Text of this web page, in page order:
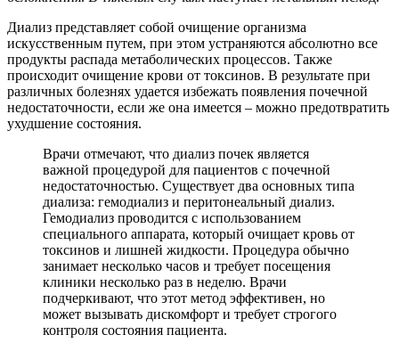
Диализ представляет собой очищение организма
искусственным путем, при этом устраняются абсолютно все
продукты распада метаболических процессов. Также
происходит очищение крови от токсинов. В результате при
различных болезнях удается избежать появления почечной
недостаточности, если же она имеется – можно предотвратить
ухудшение состояния.
Врачи отмечают, что диализ почек является
важной процедурой для пациентов с почечной
недостаточностью. Существует два основных типа
диализа: гемодиализ и перитонеальный диализ.
Гемодиализ проводится с использованием
специального аппарата, который очищает кровь от
токсинов и лишней жидкости. Процедура обычно
занимает несколько часов и требует посещения
клиники несколько раз в неделю. Врачи
подчеркивают, что этот метод эффективен, но
может вызывать дискомфорт и требует строгого
контроля состояния пациента.